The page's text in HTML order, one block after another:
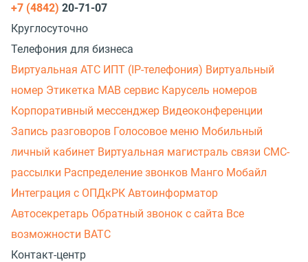
+7 (4842) 20-71-07
Круглосуточно
Телефония для бизнеса
Виртуальная АТС ИПТ (IP-телефония) Виртуальный
номер Этикетка МАВ сервис Карусель номеров
Корпоративный мессенджер Видеоконференции
Запись разговоров Голосовое меню Мобильный
личный кабинет Виртуальная магистраль связи СМС-
рассылки Распределение звонков Манго Мобайл
Интеграция с ОПДкРК Автоинформатор
Автосекретарь Обратный звонок с сайта Все
возможности ВАТС
Контакт-центр